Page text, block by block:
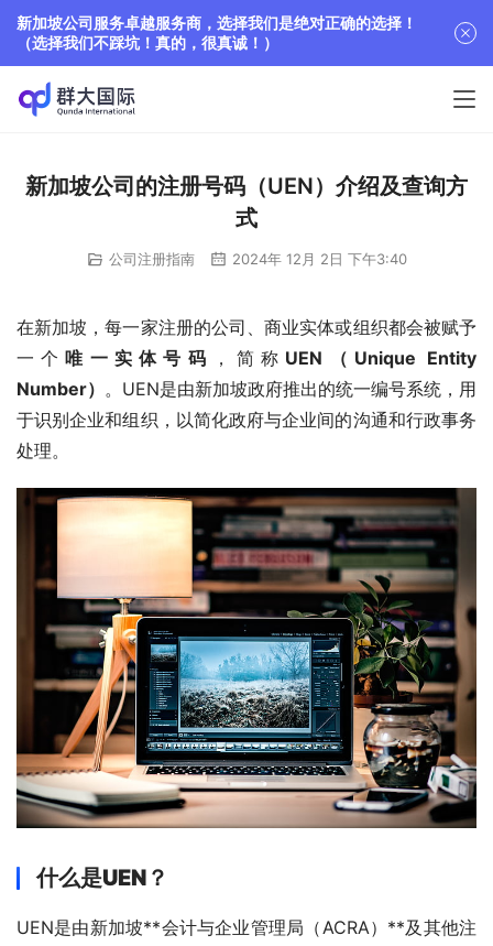
新加坡公司的注册号码（UEN）介绍及查询方
式
公司注册指南 2024年 12月 2日 下午3:40
在新加坡，每一家注册的公司、商业实体或组织都会被赋予
一个唯一实体号码 ，简称 UEN（Unique Entity
Number） 。UEN是由新加坡政府推出的统一编号系统，用
于识别企业和组织，以简化政府与企业间的沟通和行政事务
处理。
什么是UEN？
UEN是由新加坡**会计与企业管理局（ACRA）**及其他注
新加坡公司服务卓越服务商，选择我们是绝对正确的选择！
（选择我们不踩坑！真的，很真诚！）